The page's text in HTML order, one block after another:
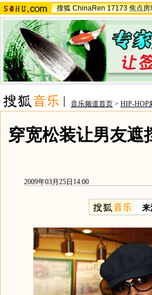
搜狐 ChinaRen 17173 焦点房
音乐频道首页 > HIP-HOP
穿宽松装让男友遮
2009年03月25日14:00
来